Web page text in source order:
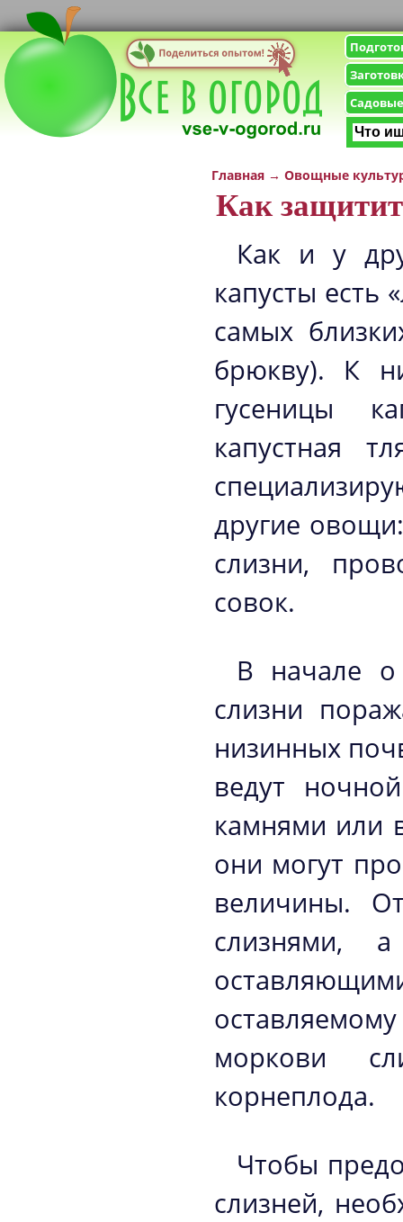
Главная → Овощные
Как
Как и у
капусты
самых
брюкву). К
гусеницы
капустная
другие
слизни,
совок.
В начале о
слизни
низинных
ведут
камнями или
они могут
величины.
слизнями,
моркови
корнеплода.
Чтобы
слизней,